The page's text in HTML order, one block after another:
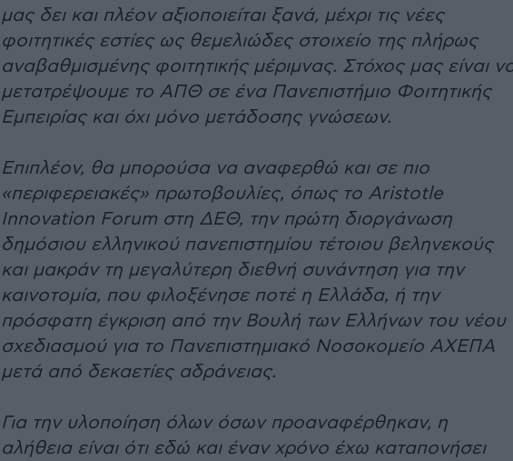
μας δει και πλέον αξιοποιείται ξανά, μέχρι τις νέες
φοιτητικές εστίες ως θεμελιώδες στοιχείο της πλήρως
αναβαθμισμένης φοιτητικής μέριμνας. Στόχος μας είναι
μετατρέψουμε το ΑΠΘ σε ένα Πανεπιστήμιο Φοιτητικής
Εμπειρίας και όχι μόνο μετάδοσης γνώσεων.
Επιπλέον, θα μπορούσα να αναφερθώ και σε πιο
«περιφερειακές» πρωτοβουλίες, όπως το Aristotle
Innovation Forum στη ΔΕΘ, την πρώτη διοργάνωση
δημόσιου ελληνικού πανεπιστημίου τέτοιου βεληνεκούς
και μακράν τη μεγαλύτερη διεθνή συνάντηση για την
καινοτομία, που φιλοξένησε ποτέ η Ελλάδα, ή την
πρόσφατη έγκριση από την Βουλή των Ελλήνων του νέου
σχεδιασμού για το Πανεπιστημιακό Νοσοκομείο ΑΧΕΠΑ
μετά από δεκαετίες αδράνειας.
Για την υλοποίηση όλων όσων προαναφέρθηκαν, η
αλήθεια είναι ότι εδώ και έναν χρόνο έχω καταπονήσει